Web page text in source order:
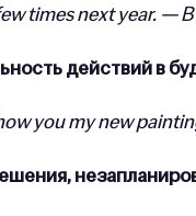
times next year. —
действий в
you my new